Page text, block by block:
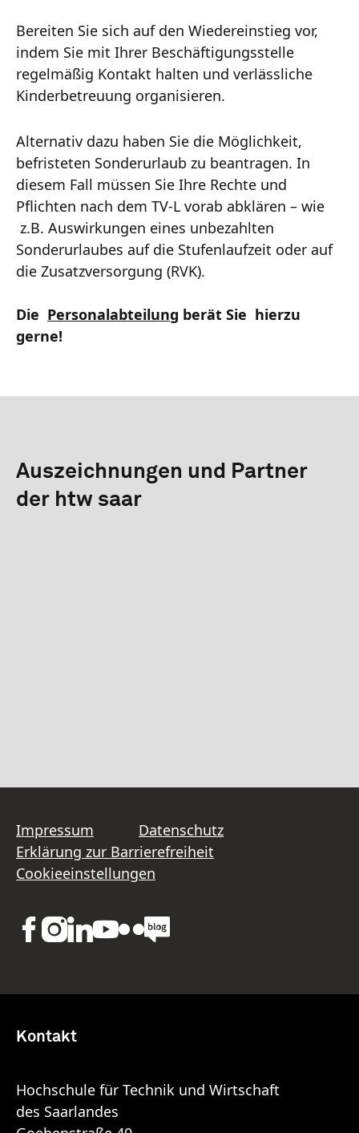
Bereiten Sie sich auf den Wiedereinstieg vor,
indem Sie mit Ihrer Beschäftigungsstelle
regelmäßig Kontakt halten und verlässliche
Kinderbetreuung organisieren.
Alternativ dazu haben Sie die Möglichkeit,
befristeten Sonderurlaub zu beantragen. In
diesem Fall müssen Sie Ihre Rechte und
Pflichten nach dem TV-L vorab abklären – wie
z.B. Auswirkungen eines unbezahlten
Sonderurlaubes auf die Stufenlaufzeit oder auf
die Zusatzversorgung (RVK).
Die Personalabteilung berät Sie hierzu
gerne!
Auszeichnungen und Partner
der htw saar
Impressum
Datenschutz
Erklärung zur Barrierefreiheit
Cookieeinstellungen
Kontakt
Hochschule für Technik und Wirtschaft
des Saarlandes